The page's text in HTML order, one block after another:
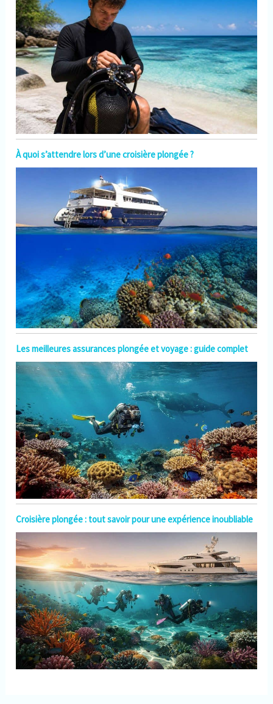
À quoi s’attendre lors d’une croisière plongée ?
Les meilleures assurances plongée et voyage : guide complet
Croisière plongée : tout savoir pour une expérience inoubliable